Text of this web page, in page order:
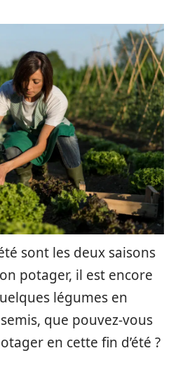
sont les deux saisons
potager, il est encore
légumes en
que pouvez-vous
en cette fin d’été ?